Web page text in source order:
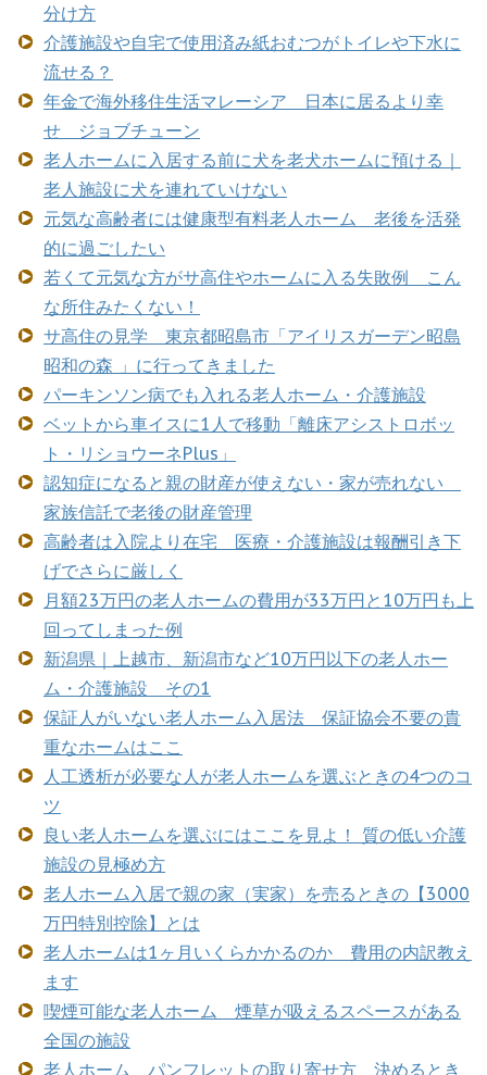
分け方
介護施設や自宅で使用済み紙おむつがトイレや下水に
流せる？
年金で海外移住生活マレーシア 日本に居るより幸
せ ジョブチューン
老人ホームに入居する前に犬を老犬ホームに預ける｜
老人施設に犬を連れていけない
元気な高齢者には健康型有料老人ホーム 老後を活発
的に過ごしたい
若くて元気な方がサ高住やホームに入る失敗例 こん
な所住みたくない！
サ高住の見学 東京都昭島市「アイリスガーデン昭島
昭和の森 」に行ってきました
パーキンソン病でも入れる老人ホーム・介護施設
ベットから車イスに1人で移動「離床アシストロボッ
ト・リショウーネPlus」
認知症になると親の財産が使えない・家が売れない
家族信託で老後の財産管理
高齢者は入院より在宅 医療・介護施設は報酬引き下
げでさらに厳しく
月額23万円の老人ホームの費用が33万円と10万円も上
回ってしまった例
新潟県｜上越市、新潟市など10万円以下の老人ホー
ム・介護施設 その1
保証人がいない老人ホーム入居法 保証協会不要の貴
重なホームはここ
人工透析が必要な人が老人ホームを選ぶときの4つのコ
ツ
良い老人ホームを選ぶにはここを見よ！ 質の低い介護
施設の見極め方
老人ホーム入居で親の家（実家）を売るときの【3000
万円特別控除】とは
老人ホームは1ヶ月いくらかかるのか 費用の内訳教え
ます
喫煙可能な老人ホーム 煙草が吸えるスペースがある
全国の施設
老人ホーム パンフレットの取り寄せ方 決めるとき